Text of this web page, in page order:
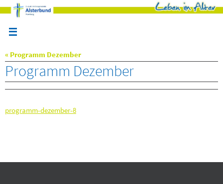
Zum
Inhalt
springen
« Programm Dezember
Programm Dezember
programm-dezember-8